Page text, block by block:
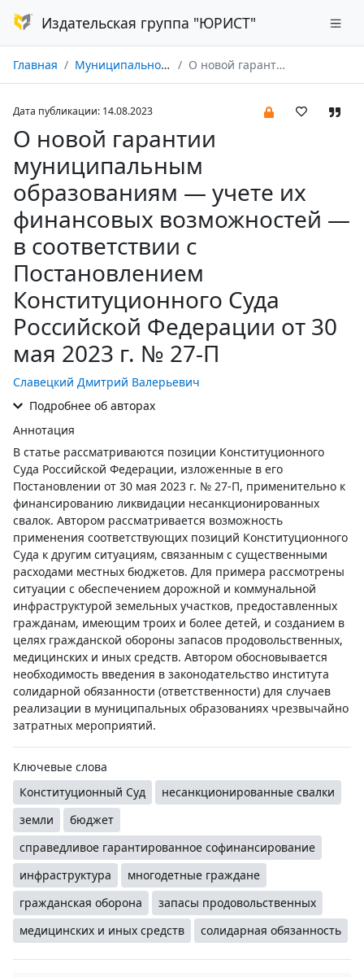
Издательская группа "ЮРИСТ"
Главная Муниципальное имущество: экономика, право, управление № 03/2023 О новой гарантии муниципальным образованиям — учете их финансовых возможностей — в соответствии с Постановлением Конституционного Суда Российской Федерации от 30 мая 2023 г. № 27-П
Дата публикации: 14.08.2023
О новой гарантии
муниципальным
образованиям — учете их
финансовых возможностей —
в соответствии с
Постановлением
Конституционного Суда
Российской Федерации от 30
мая 2023 г. № 27-П
Славецкий Дмитрий Валерьевич
Подробнее об авторах
Аннотация
В статье рассматриваются позиции Конституционного
Суда Российской Федерации, изложенные в его
Постановлении от 30 мая 2023 г. № 27-П, применительно к
финансированию ликвидации несанкционированных
свалок. Автором рассматривается возможность
применения соответствующих позиций Конституционного
Суда к другим ситуациям, связанным с существенными
расходами местных бюджетов. Для примера рассмотрены
ситуации с обеспечением дорожной и коммунальной
инфраструктурой земельных участков, предоставленных
гражданам, имеющим троих и более детей, и созданием в
целях гражданской обороны запасов продовольственных,
медицинских и иных средств. Автором обосновывается
необходимость введения в законодательство института
солидарной обязанности (ответственности) для случаев
реализации в муниципальных образованиях чрезвычайно
затратных мероприятий.
Ключевые слова
Конституционный Суд
несанкционированные свалки
земли
бюджет
справедливое гарантированное софинансирование
инфраструктура
многодетные граждане
гражданская оборона
запасы продовольственных
медицинских и иных средств
солидарная обязанность